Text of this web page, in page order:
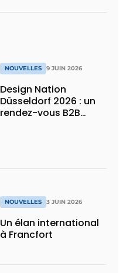
NOUVELLES 9 JUIN 2026
Design Nation
Düsseldorf 2026 : un
rendez-vous B2B
NOUVELLES 3 JUIN 2026
Un élan international
à Francfort